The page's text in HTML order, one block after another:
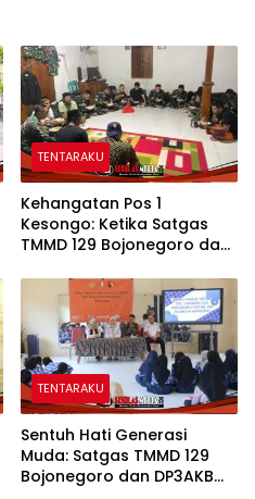
TENTARAKU
Kehangatan Pos 1
Kesongo: Ketika Satgas
TMMD 129 Bojonegoro dan
Sekat
TENTARAKU
Sentuh Hati Generasi
Muda: Satgas TMMD 129
Bojonegoro dan DP3AKB